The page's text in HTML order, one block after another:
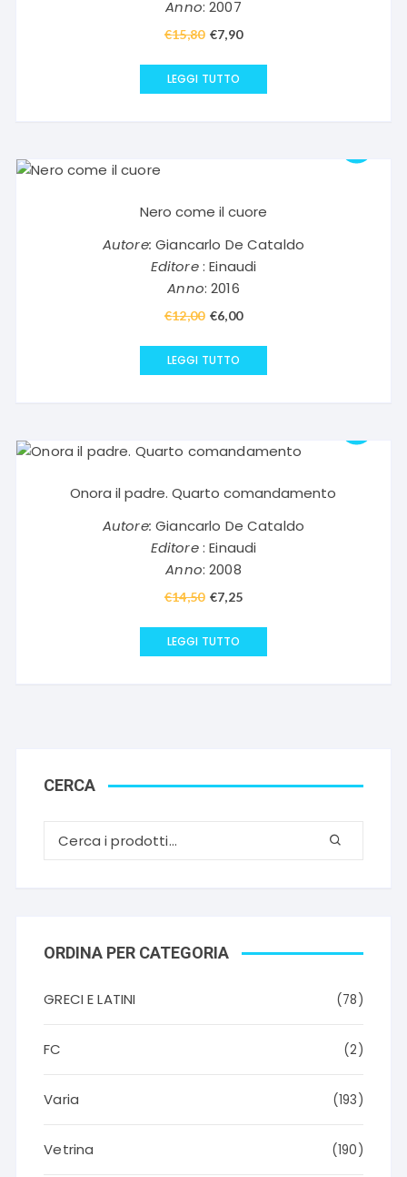
Anno: 2007
€15,80 Il
originale
€7,90Il
LEGGI TUTTO
Nero come il cuore
Autore: Giancarlo De Cataldo
Editore: Einaudi
Anno: 2016
€12,00 Il
originale
€6,00Il
LEGGI TUTTO
Onora il padre. Quarto comandamento
Autore: Giancarlo De Cataldo
Editore: Einaudi
Anno: 2008
€14,50 Il
originale
€7,25Il
LEGGI TUTTO
CERCA
ORDINA PER CATEGORIA
GRECI E LATINI (78)
FC (2)
Varia (193)
Vetrina (190)